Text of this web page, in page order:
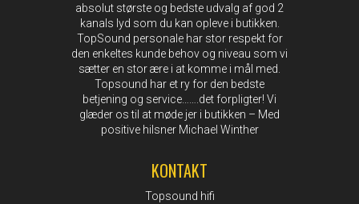
absolut største og bedste udvalg af god 2
kanals lyd som du kan opleve i butikken.
TopSound personale har stor respekt for
den enkeltes kunde behov og niveau som vi
sætter en stor ære i at komme i mål med.
Topsound har et ry for den bedste
betjening og service…….det forpligter! Vi
glæder os til at møde jer i butikken – Med
positive hilsner Michael Winther
KONTAKT
Topsound hifi